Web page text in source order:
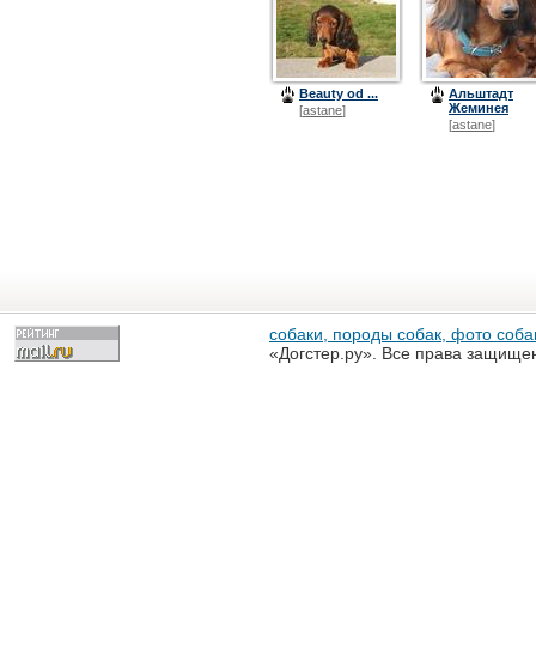
Beauty od ...
[astane]
Альштадт
Жеминея
[astane]
собаки, породы собак, фото
«Догстер.ру». Все права